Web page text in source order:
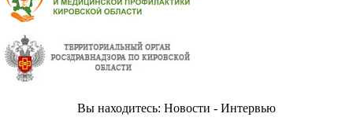
Вы находитесь: Новости - Интервью